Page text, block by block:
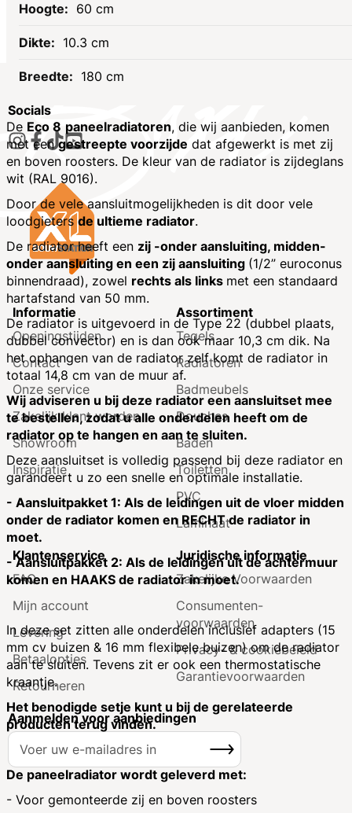
60 cm
10.3 cm
180 cm
De Eco 8 paneelradiatoren, die wij aanbieden, komen
met eengestreepte voorzijde dat afgewerkt is met zij
en boven roosters. De kleur van de radiator is zijdeglans
wit (RAL 9016).
Door de vele aansluitmogelijkheden is dit door vele
loodgieters de ultieme radiator.
De radiator heeft een zij -onder aansluiting, midden-
onder aansluiting en een zij aansluiting (1/2” euroconus
binnendraad), zowel rechts als links met een standaard
hartafstand van 50 mm.
De radiator is uitgevoerd in de Type 22 (dubbel plaats,
dubbel convector) en is dan ook maar 10,3 cm dik. Na
het ophangen van de radiator zelf komt de radiator in
totaal 14,8 cm van de muur af.
Wij adviseren u bij deze radiator een aansluitset mee
te bestellen, zodat u alle onderdelen heeft om de
radiator op te hangen en aan te sluiten.
Deze aansluitset is volledig passend bij deze radiator en
garandeert u zo een snelle en optimale installatie.
- Aansluitpakket 1: Als de leidingen uit de vloer midden
onder de radiator komen en RECHT de radiator in
moet.
- Aansluitpakket 2: Als de leidingen uit de achtermuur
komen en HAAKS de radiator in moet.
In deze set zitten alle onderdelen inclusief adapters (15
mm cv buizen & 16 mm flexibele buizen) om de radiator
aan te sluiten. Tevens zit er ook een thermostatische
kraantje.
Het benodigde setje kunt u bij de gerelateerde
producten terug vinden.
De paneelradiator wordt geleverd met:
- Voor gemonteerde zij en boven roosters
Socials
Informatie
Openingstijden
Contact
Onze service
Zakelijk klant worden
Showroom
Inspiratie
Assortiment
Tegels
Radiatoren
Badmeubels
Douches
Baden
Toiletten
PVC
Laminaat
Klantenservice
FAQ
Mijn account
Levering
Betaalopties
Retourneren
Juridische informatie
Zakelijke Voorwaarden
Consumenten­
voorwaarden
Privacy- & cookiebeleid
Garantie­voorwaarden
Aanmelden voor aanbiedingen
A
o
Inschrijven